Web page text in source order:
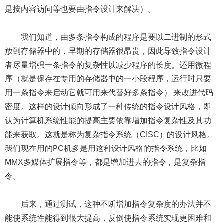
是按内容访问等也要由指令设计来解决）。
我们知道，由多条指令构成的程序是要以二进制的形式
放到存储器中的，早期的存储器很昂贵，因此导致指令设计
者尽量增强一条指令的复杂性以减少程序的长度。还用微程
序（就是保存在专用的存储器中的一小段程序，运行时只要
用一条指令来启动它就可用来代替好多条指令） 来改进代码
密度。这样的设计倾向形成了一种传统的指令设计风格，即
认为计算机系统性能的提高主要依靠增加指令复杂性及其功
能来获取。这就是称为复杂指令系统（CISC）的设计风格。
我们现在用的PC机多是用这种设计风格的指令系统，比如
MMX多媒体扩展指令等，都是增加进去的指令，是复杂指
令。
后来，通过测试，这种不断增加指令复杂度的办法并不
能使系统性能得到很大提高，反倒使指令系统实现更困难和